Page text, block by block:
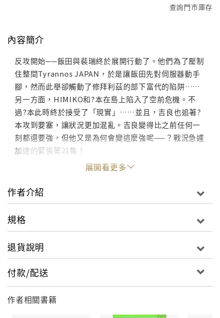
查詢門市庫存
內容簡介
反攻開始──飯田與裴瑞終於展開行動了。他們為了壓制
住整間Tyrannos JAPAN，於是讓飯田先對伺服器動手
腳，然而此舉卻觸動了修拜利茲的部下富代的陷阱……
另一方面，HIMIKO和?本在島上陷入了空前危機。不
過?本此時終於接受了「現實」……並且，吉良也追著?
本攻到要塞，讓狀況更加混亂。吉良變得比之前任何一
刻都還要強，但他又是為何會變這麼強呢──？戰況急遽
加速的緊張第21集！
展開看更多
作者介紹
規格
退貨說明
付款/配送
作者相關書籍